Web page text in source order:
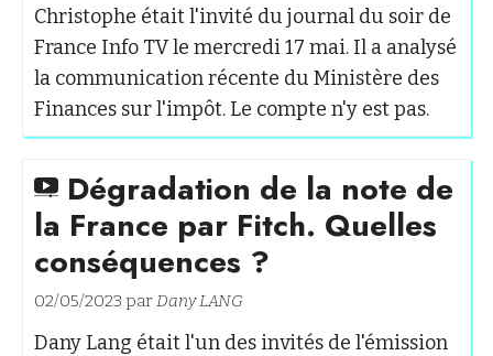
Christophe était l'invité du journal du soir de
France Info TV le mercredi 17 mai. Il a analysé
la communication récente du Ministère des
Finances sur l'impôt. Le compte n'y est pas.
Dégradation de la note de
la France par Fitch. Quelles
conséquences ?
02/05/2023 parDany LANG
Dany Lang était l'un des invités de l'émission